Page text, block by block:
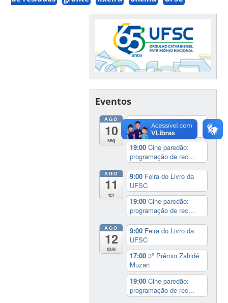
Eventos
AGO
10
seg
9:00Feira do Livro da
UFSC
19:00Cine paredão:
programação de rec...
AGO
11
ter
9:00 Feira do Livro da
UFSC
19:00Cine paredão:
programação de rec...
AGO
12
qua
9:00 Feira do Livro da
UFSC
17:003º Prêmio Zahidé
Muzart
19:00Cine paredão:
programação de rec...